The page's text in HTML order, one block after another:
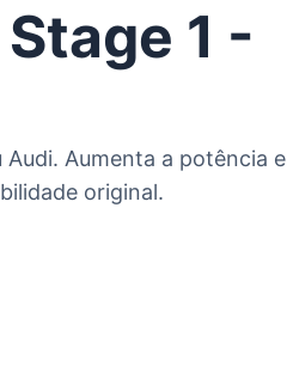
1 -
Aumenta a potência e
original.